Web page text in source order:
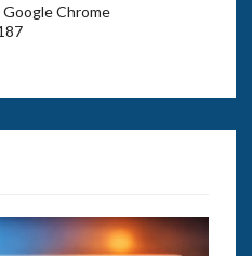
Chrome